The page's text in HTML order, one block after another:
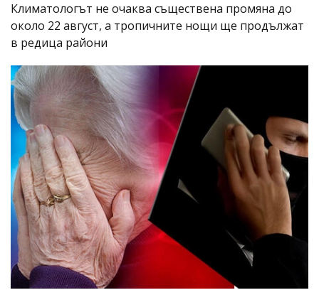
Климатологът не очаква съществена промяна до
около 22 август, а тропичните нощи ще продължат
в редица райони